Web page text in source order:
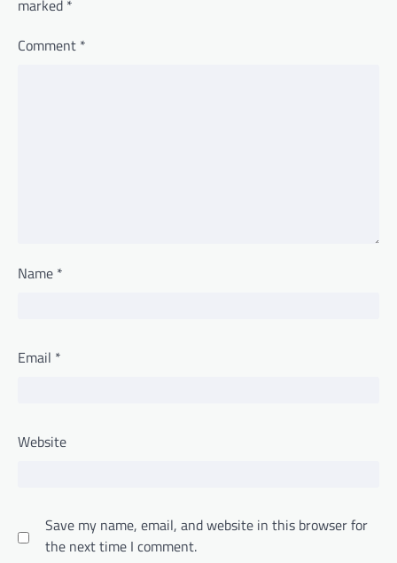
marked *
Comment *
Name *
Email *
Website
Save my name, email, and website in this browser for
the next time I comment.